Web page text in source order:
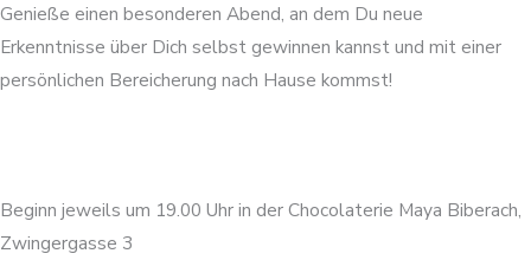
Genieße einen besonderen Abend, an dem Du neue
Erkenntnisse über Dich selbst gewinnen kannst und mit einer
persönlichen Bereicherung nach Hause kommst!
Beginn jeweils um 19.00 Uhr in der Chocolaterie Maya Biberach,
Zwingergasse 3